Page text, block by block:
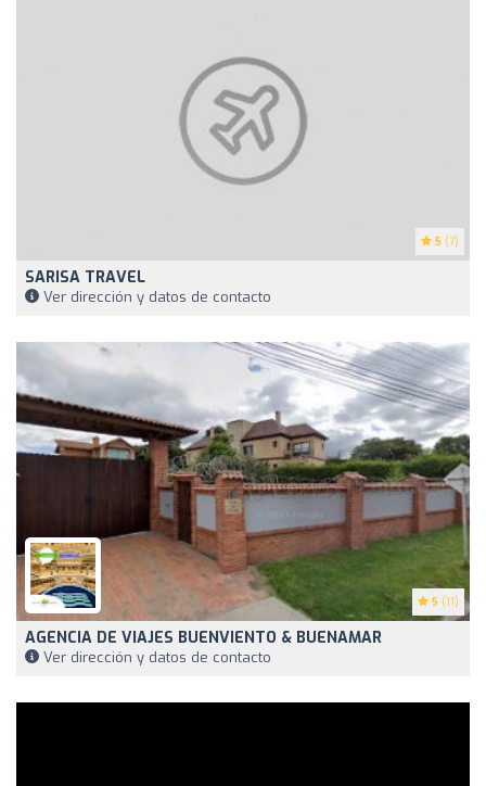
5 (7)
SARISA TRAVEL
Ver dirección y datos de contacto
5 (11)
AGENCIA DE VIAJES BUENVIENTO & BUENAMAR
Ver dirección y datos de contacto